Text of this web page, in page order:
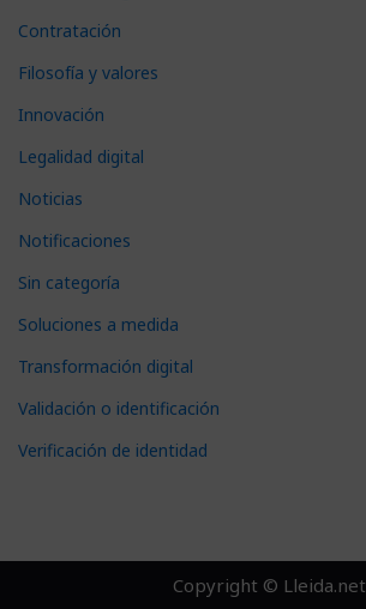
Contratación
Filosofía y valores
Innovación
Legalidad digital
Noticias
Notificaciones
Sin categoría
Soluciones a medida
Transformación digital
Validación o identificación
Verificación de identidad
Copyright © Lleida.net